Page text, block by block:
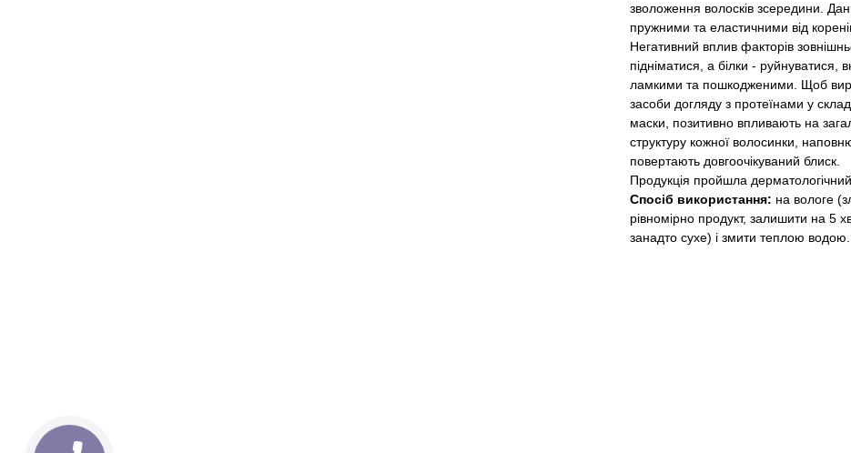
зволоження волосків зсередини.
пружними та еластичними від
Негативний вплив факторів
підніматися, а білки -
ламкими та пошкодженими. Щоб
засоби догляду з протеїнами у
маски, позитивно впливають на
структуру кожної волосинки,
повертають довгоочікуваний блиск.
Продукція пройшла
Спосіб використання: на вологе
рівномірно продукт, залишити на
занадто сухе) і змити теплою водою.